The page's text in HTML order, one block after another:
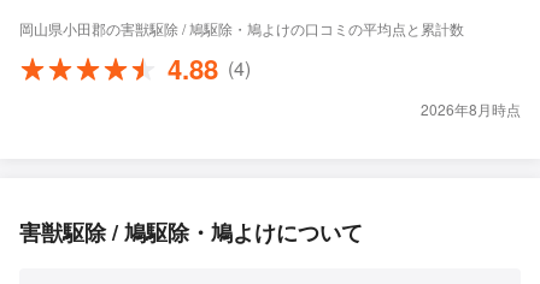
岡山県小田郡の害獣駆除 / 鳩駆除・鳩よけの口コミの平均点と累計数
4.88 (4)
2026年8月時点
害獣駆除 / 鳩駆除・鳩よけについて